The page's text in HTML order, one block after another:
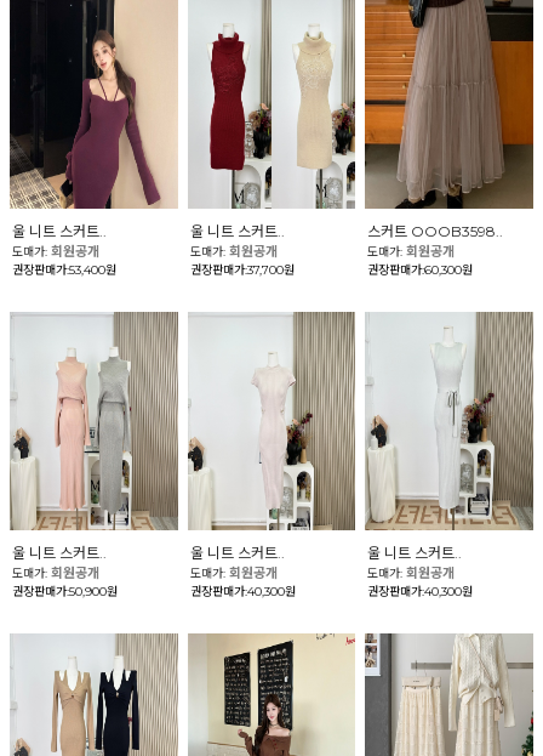
울 니트 스커트..
도매가: 회원공개
권장판매가:53,400원
울 니트 스커트..
도매가: 회원공개
권장판매가:37,700원
스커트 OOOB3598..
도매가:회원공개
권장판매가:60,300원
울 니트 스커트..
도매가: 회원공개
권장판매가:50,900원
울 니트 스커트..
도매가: 회원공개
권장판매가:40,300원
울 니트 스커트..
도매가:회원공개
권장판매가:40,300원